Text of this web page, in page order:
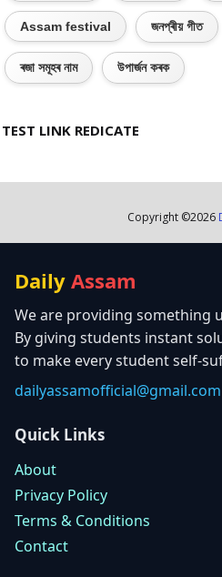
Assam festival জনপ্ৰীয় গীত
ৰজা সমূহৰ নাম উপাৰ্জন কৰক
TEST LINK REDICATE
Copyright ©2026
Daily Assam
We are providing something
By giving students instant
to make every student self-
dailyassamofficial@gmail.com
Quick Links
About
Privacy Policy
Terms & Conditions
Contact